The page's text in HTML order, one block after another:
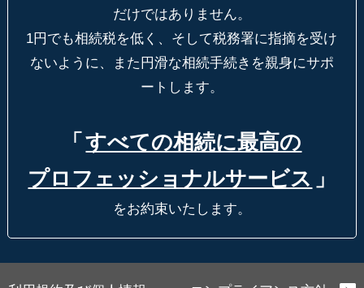
だけではありません。
1円でも相続税を低く、そして税務署に指摘を受け
ないように、
また円滑な相続手続きを親身にサポ
ートします。
「 すべての相続に最高の
プロフェッショナルサービス 」
をお約束いたします。